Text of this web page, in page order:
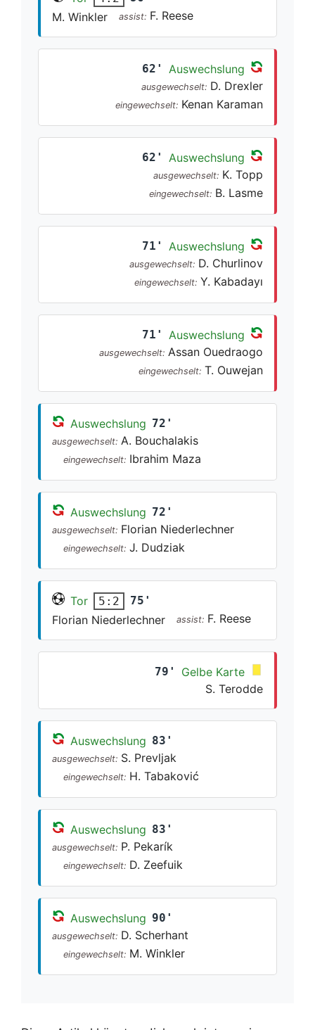
M. Winkler assist: F. Reese
62' Auswechslung
ausgewechselt: D. Drexler
eingewechselt: Kenan Karaman
62' Auswechslung
ausgewechselt: K. Topp
eingewechselt: B. Lasme
71' Auswechslung
ausgewechselt: D. Churlinov
eingewechselt: Y. Kabadayı
71' Auswechslung
ausgewechselt: Assan Ouedraogo
eingewechselt: T. Ouwejan
Auswechslung 72'
ausgewechselt: A. Bouchalakis
eingewechselt: Ibrahim Maza
Auswechslung 72'
ausgewechselt: Florian Niederlechner
eingewechselt: J. Dudziak
Tor 5:2 75'
Florian Niederlechner assist: F. Reese
79'
Gelbe Karte
S. Terodde
Auswechslung 83'
ausgewechselt: S. Prevljak
eingewechselt: H. Tabaković
Auswechslung 83'
ausgewechselt: P. Pekarík
eingewechselt: D. Zeefuik
Auswechslung 90'
ausgewechselt: D. Scherhant
eingewechselt: M. Winkler